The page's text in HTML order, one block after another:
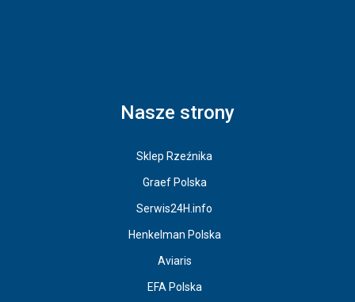
Nasze strony
Sklep Rzeźnika
Graef Polska
Serwis24H.info
Henkelman Polska
Aviaris
EFA Polska